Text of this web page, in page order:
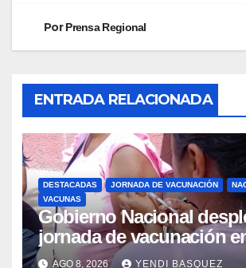
PorPrensa Regional
ENTRADA RELACIONADA
DESTACADAS JORNADA DE VACUNACIÓN
VACUNAS
Gobierno Nacional
jornada de vacunación
Guaira para garantizar
AGO 8, 2026 YENDI BASQUEZ